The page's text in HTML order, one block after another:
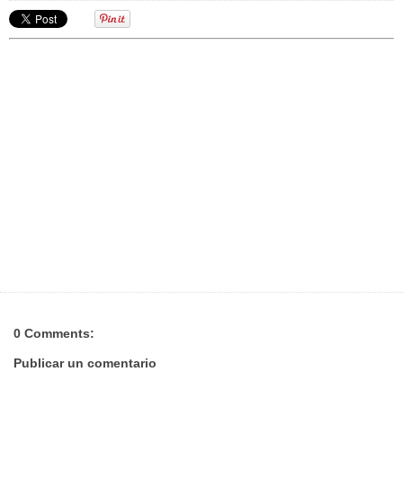
0 Comments:
Publicar un comentario